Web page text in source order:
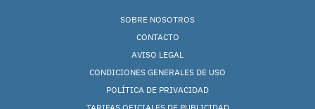
SOBRE NOSOTROS
CONTACTO
AVISO LEGAL
CONDICIONES GENERALES DE USO
POLÍTICA DE PRIVACIDAD